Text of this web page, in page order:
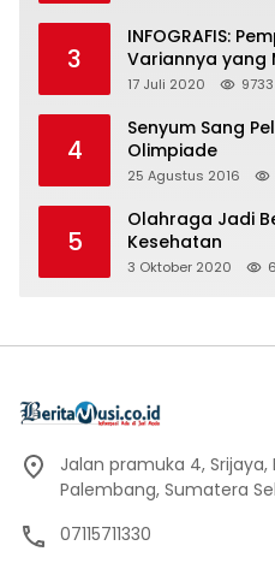
3
INFOGRAFIS:
Variannya yang
17 Juli 2020 9733
4
Senyum Sang
Olimpiade
25 Agustus 2016
5
Olahraga Jadi
Kesehatan
3 Oktober 2020
Jalan pramuka 4, Srijaya,
Palembang, Sumatera
07115711330